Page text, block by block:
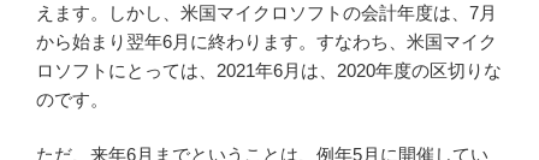
えます。しかし、米国マイクロソフトの会計年度は、7月
から始まり翌年6月に終わります。すなわち、米国マイク
ロソフトにとっては、2021年6月は、2020年度の区切りな
のです。
ただ、来年6月までということは、例年5月に開催してい